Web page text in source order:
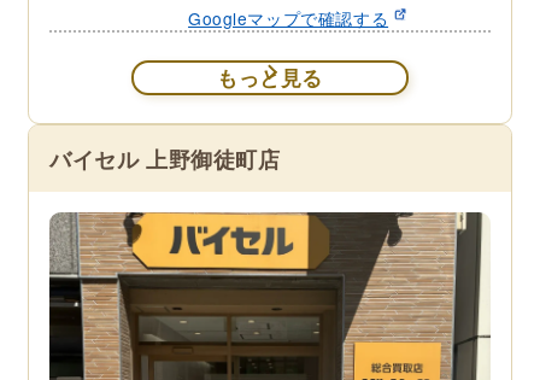
Googleマップで確認する
もっと見る
バイセル 上野御徒町店